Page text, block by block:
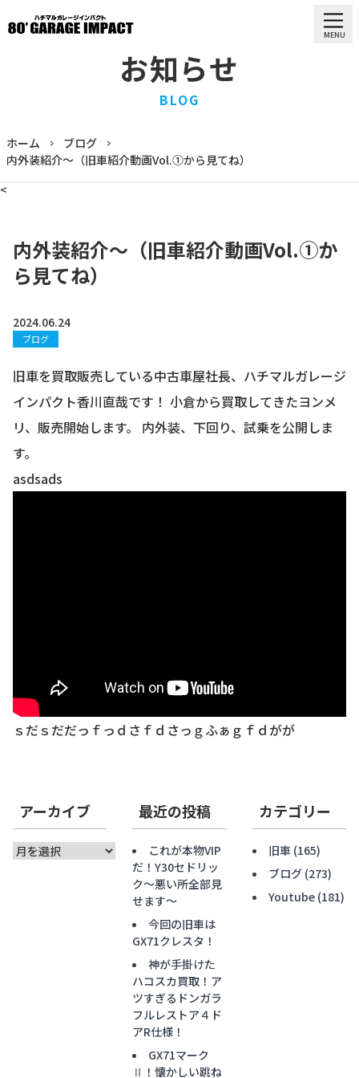
MENU
HOME
ホーム
STAFF
お問合わせ
お知らせ
BLOG
ホーム
ブログ
内外装紹介〜（旧車紹介動画Vol.①から見てね）
<
内外装紹介〜（旧車紹介動画Vol.①か
ら見てね）
2024.06.24
ブログ
旧車を買取販売している中古車屋社長、ハチマルガレージ
インパクト香川直哉です！ 小倉から買取してきたヨンメ
リ、販売開始します。 内外装、下回り、試乗を公開しま
す。
asdsads
ｓだｓだだっｆっｄさｆｄさっｇふぁｇｆｄがが
アーカイブ
ア
最近の投稿
これが本物VIP
だ！Y30セドリッ
ク〜悪い所全部見
せます〜
今回の旧車は
GX71クレスタ！
神が手掛けた
ハコスカ買取！ア
ツすぎるドンガラ
フルレストア４ド
アR仕様！
GX71マーク
Ⅱ！懐かしい跳ね
カテゴリー
旧車 (165)
ブログ(273)
Youtube(181)